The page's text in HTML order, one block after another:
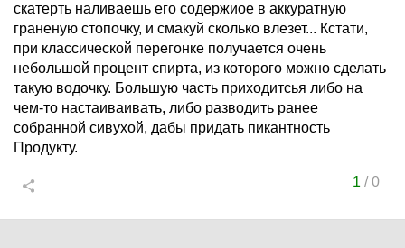
скатерть наливаешь его содержиое в аккуратную
граненую стопочку, и смакуй сколько влезет... Кстати,
при классической перегонке получается очень
небольшой процент спирта, из которого можно сделать
такую водочку. Большую часть приходитсья либо на
чем-то настаиваивать, либо разводить ранее
собранной сивухой, дабы придать пикантность
Продукту.
1 /0